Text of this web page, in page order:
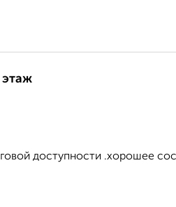
этаж
доступности .хорошее